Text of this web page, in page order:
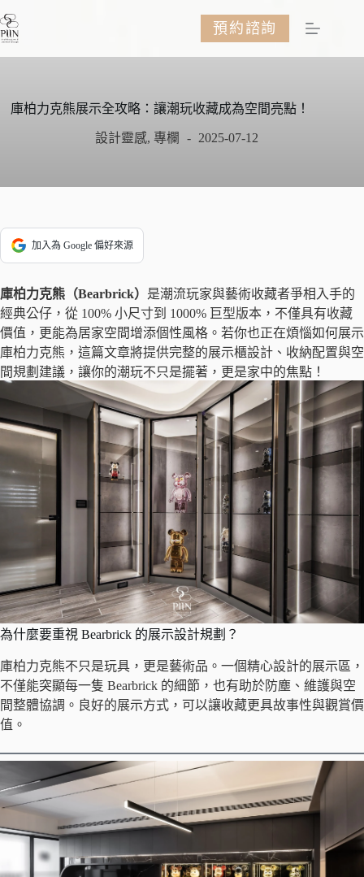
至
容
預約諮詢
庫柏力克熊展示全攻略：讓潮玩收藏成為空間亮點！
設計靈感, 專欄 2025-07-12
加入為 Google 偏好來源
庫柏力克熊（Bearbrick） 是潮流玩家與藝術收藏者爭相入手的
經典公仔，從 100% 小尺寸到 1000% 巨型版本，不僅具有收藏
價值，更能為居家空間增添個性風格。若你也正在煩惱如何展示
庫柏力克熊，這篇文章將提供完整的展示櫃設計、收納配置與空
間規劃建議，讓你的潮玩不只是擺著，更是家中的焦點！
為什麼要重視 Bearbrick 的展示設計規劃？
庫柏力克熊不只是玩具，更是藝術品。一個精心設計的展示區，
不僅能突顯每一隻 Bearbrick 的細節，也有助於防塵、維護與空
間整體協調。良好的展示方式，可以讓收藏更具故事性與觀賞價
值。